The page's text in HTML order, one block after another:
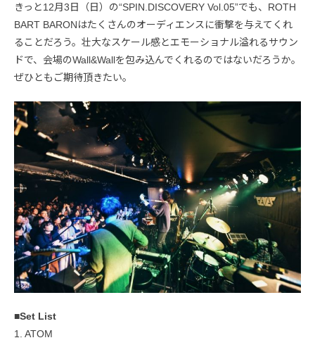
きっと12月3日（日）の“SPIN.DISCOVERY Vol.05”でも、ROTH
BART BARONはたくさんのオーディエンスに衝撃を与えてくれ
ることだろう。壮大なスケール感とエモーショナル溢れるサウン
ドで、会場のWall&Wallを包み込んでくれるのではないだろうか。
ぜひともご期待頂きたい。
■Set List
1. ATOM